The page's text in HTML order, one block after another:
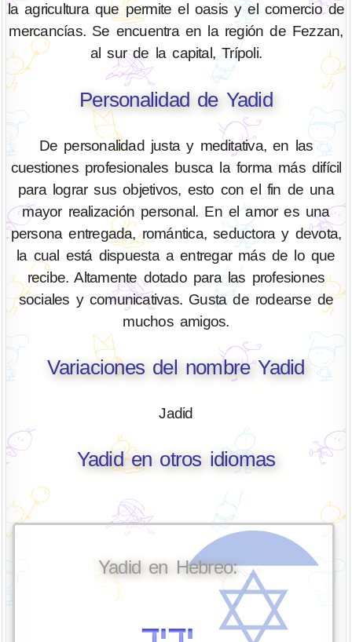
la agricultura que permite el oasis y el comercio de
mercancías. Se encuentra en la región de Fezzan,
al sur de la capital, Trípoli.
Personalidad de Yadid
De personalidad justa y meditativa, en las
cuestiones profesionales busca la forma más difícil
para lograr sus objetivos, esto con el fin de una
mayor realización personal. En el amor es una
persona entregada, romántica, seductora y devota,
la cual está dispuesta a entregar más de lo que
recibe. Altamente dotado para las profesiones
sociales y comunicativas. Gusta de rodearse de
muchos amigos.
Variaciones del nombre Yadid
Jadid
Yadid en otros idiomas
Yadid en Hebreo: